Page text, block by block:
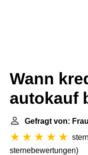
Wann
autokauf
Gefragt von:
sternebewertungen)